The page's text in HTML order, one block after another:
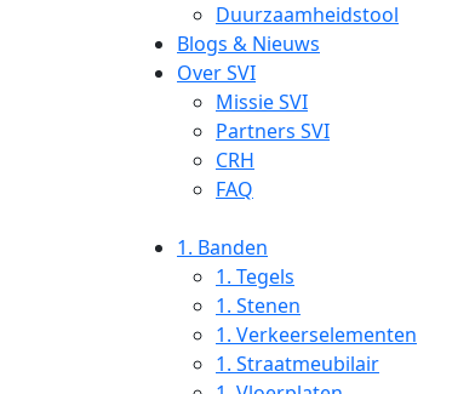
Duurzaamheidstool
Blogs & Nieuws
Over SVI
Missie SVI
Partners SVI
CRH
FAQ
1. Banden
1. Tegels
1. Stenen
1. Verkeerselementen
1. Straatmeubilair